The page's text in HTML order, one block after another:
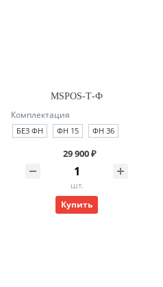
MSPOS-Т-Ф
Комплектация
БЕЗ ФН ФН 15 ФН 36
29 900 ₽
шт.
Купить